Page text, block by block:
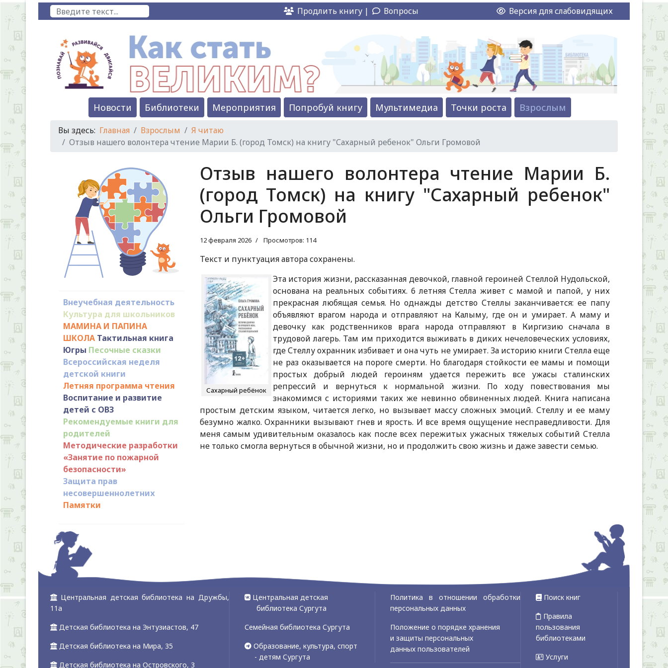
Поиск Продлить книгу | Вопросы Версия для слабовидящих
Новости Библиотеки Мероприятия Попробуй книгу Мультимедиа Точки роста Взрослым
Вы здесь: Главная Взрослым
Я читаю
Отзыв нашего волонтера чтение Марии Б. (город Томск) на книгу "Сахарный ребенок" Ольги Громовой
Внеучебная деятельность
Культура для школьников
МАМИНА И ПАПИНА
ШКОЛА Тактильная книга
Югры Песочные сказки
Всероссийская неделя
детской книги
Летняя программа чтения
Воспитание и развитие
детей с ОВЗ
Рекомендуемые книги для
родителей
Методические разработки
«Занятие по пожарной
безопасности»
Защита прав
несовершеннолетних
Памятки
Отзыв нашего волонтера чтение Марии Б.
(город Томск) на книгу "Сахарный ребенок"
Ольги Громовой
12 февраля 2026 Просмотров: 114
Текст и пунктуация автора сохранены.
Сахарный ребёнок
Эта история жизни, рассказанная девочкой, главной героиней Стеллой Нудольской,
основана на реальных событиях. 6 летняя Стелла живет с мамой и папой, у них
прекрасная любящая семья. Но однажды детство Стеллы заканчивается: ее папу
объявляют врагом народа и отправляют на Калыму, где он и умирает. А маму и
девочку как родственников врага народа отправляют в Киргизию сначала в
трудовой лагерь. Там им приходится выживать в диких нечеловеческих условиях,
где Стеллу охранник избивает и она чуть не умирает. За историю книги Стелла еще
не раз оказывается на пороге смерти. Но благодаря стойкости ее мамы и помощи
простых добрый людей героиням удается пережить все ужасы сталинских
репрессий и вернуться к нормальной жизни. По ходу повествования мы
знакомимся с историями таких же невинно обвиненных людей. Книга написана
простым детским языком, читается легко, но вызывает массу сложных эмоций. Стеллу и ее маму
безумно жалко. Охранники вызывают гнев и ярость. И все время ощущение несправедливости. Для
меня самым удивительным оказалось как после всех пережитых ужасных тяжелых событий Стелла
не только смогла вернуться в обычной жизни, но и продолжить свою жизнь и даже завести семью.
Центральная детская библиотека на Дружбы,
11а
Детская библиотека на Энтузиастов, 47
Детская библиотека на Мира, 35
Детская библиотека на Островского, 3
Центральная детская
библиотека Сургута
Семейная библиотека Сургута
Образование, культура, спорт
- детям Сургута
Политика в отношении обработки
персональных данных
Положение о порядке хранения
и защиты персональных
данных пользователей
Поиск книг
Правила
пользования
библиотеками
Услуги